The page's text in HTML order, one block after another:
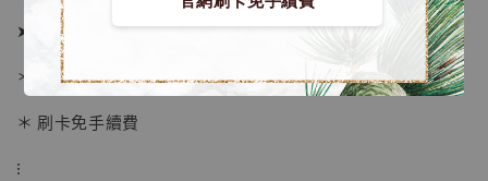
➤ 價格 5980元 (訂金2580)
＊ 國際運費另計
＊ 刷卡免手續費
⁝